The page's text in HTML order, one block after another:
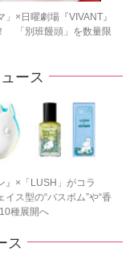
」×日曜劇場『VIVANT』
「別班饅頭」を数量限
ース
』×「LUSH」がコラ
ス型の“バスボム”や“香
種展開へ
ス